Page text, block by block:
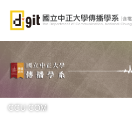
主
區
CCU COM